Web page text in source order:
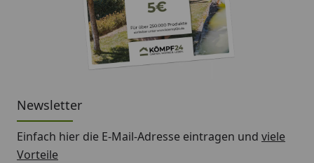
Newsletter
Einfach hier die E-Mail-Adresse eintragen und viele
Vorteile